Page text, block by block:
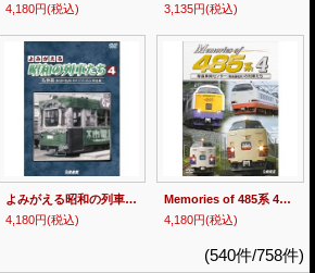
4,180円(税込)
3,135円(税込)
よみがえる昭和の列車たち4 私鉄篇 ~長谷川弘和 8ミリフィルム作品集~【DVD】
4,180円(税込)
Memories of 485系 4 青森車両センター(青森運転所)の列車たち【DVD】
4,180円(税込)
(540件/758件)